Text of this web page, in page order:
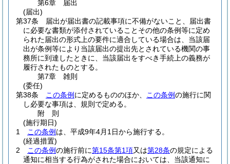
第6章
届出
(届出)
第37条
届出が届出書の記載事項に不備がないこと、届出書
に必要な書類が添付されていることその他の条例等に定め
られた届出の形式上の要件に適合している場合は、当該届
出が条例等により当該届出の提出先とされている機関の事
務所に到達したときに、当該届出をすべき手続上の義務が
履行されたものとする。
第7章
雑則
(委任)
第38条
この条例 に定めるもののほか、 この条例の施行に関
し必要な事項は、規則で定める。
附 則
(施行期日)
1
この条例 は、平成9年4月1日から施行する。
(経過措置)
2
この条例の施行前に第15条第1項又は第28条の規定による
通知に相当する行為がされた場合においては、当該通知に